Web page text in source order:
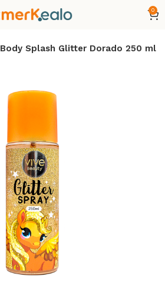
0
Body Splash Glitter Dorado 250 ml